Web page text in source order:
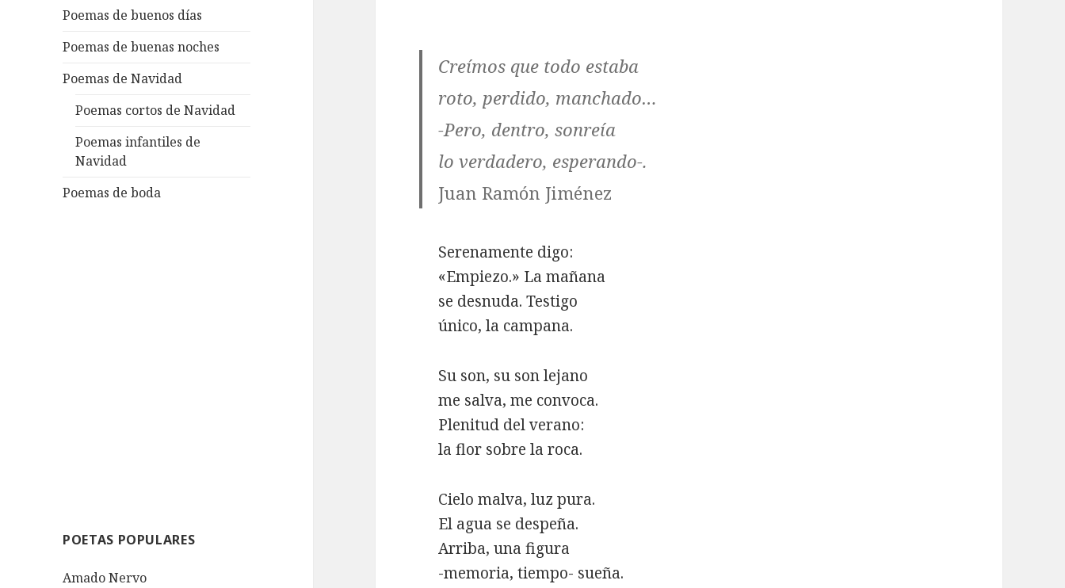
Poemas de buenos días
Poemas de buenas noches
Poemas de Navidad
Poemas cortos de Navidad
Poemas infantiles de
Navidad
Poemas de boda
POETAS POPULARES
Amado Nervo
Creímos que todo estaba
roto, perdido, manchado…
-Pero, dentro, sonreía
lo verdadero, esperando-.
Juan Ramón Jiménez
Serenamente digo:
«Empiezo.» La mañana
se desnuda. Testigo
único, la campana.
Su son, su son lejano
me salva, me convoca.
Plenitud del verano:
la flor sobre la roca.
Cielo malva, luz pura.
El agua se despeña.
Arriba, una figura
-memoria, tiempo- sueña.